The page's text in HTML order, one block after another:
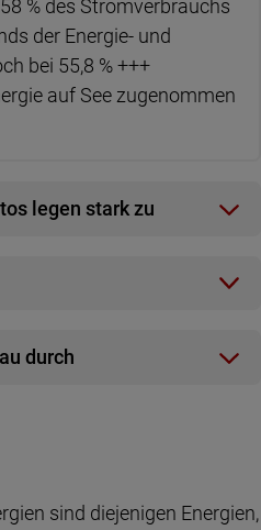
% des Stromverbrauchs
der Energie- und
bei 55,8 % +++
auf See zugenommen
legen stark zu
durch
sind die­jeni­gen Ener­gien,